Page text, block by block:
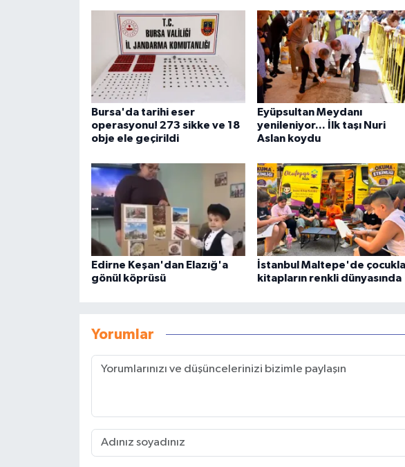
Bursa'da tarihi eser
operasyonu! 273 sikke ve 18
obje ele geçirildi
Eyüpsultan Meydanı
yenileniyor... İlk taşı Nuri
Aslan koydu
Edirne Keşan'dan Elazığ'a
gönül köprüsü
İstanbul Maltepe'de
kitapların renkli dünyasında
Yorumlar